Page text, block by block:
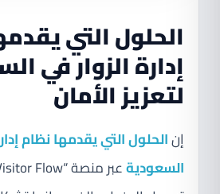
الحلول التي
إدارة الزوار في
لتعزيز الأمان
إنالحلول التي يقدمها نظام
السعودية